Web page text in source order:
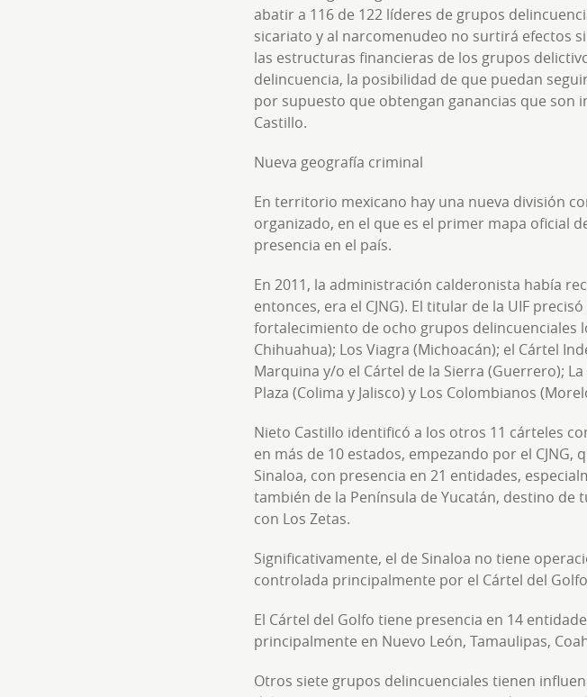
abatir a 116 de 122 líderes de grupos
sicariato y al narcomenudeo no surtirá efectos
las estructuras financieras de los grupos
delincuencia, la posibilidad de que puedan
por supuesto que obtengan ganancias que son
Castillo.
Nueva geografía criminal
En territorio mexicano hay una nueva división
organizado, en el que es el primer mapa oficial
presencia en el país.
En 2011, la administración calderonista había
entonces, era el CJNG). El titular de la UIF
fortalecimiento de ocho grupos delincuenciales
Chihuahua); Los Viagra (Michoacán); el Cártel
Marquina y/o el Cártel de la Sierra (Guerrero);
Plaza (Colima y Jalisco) y Los Colombianos
Nieto Castillo identificó a los otros 11 cárteles
en más de 10 estados, empezando por el
Sinaloa, con presencia en 21 entidades,
también de la Península de Yucatán, destino
con Los Zetas.
Significativamente, el de Sinaloa no tiene
controlada principalmente por el Cártel del Golfo,
El Cártel del Golfo tiene presencia en 14
principalmente en Nuevo León, Tamaulipas,
Otros siete grupos delincuenciales tienen